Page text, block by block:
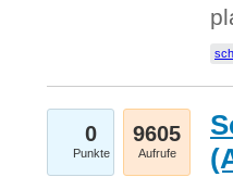
0
Punkte
9605
Aufrufe